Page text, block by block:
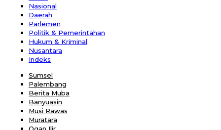
Nasional
Daerah
Parlemen
Politik & Pemerintahan
Hukum & Kriminal
Nusantara
Indeks
Sumsel
Palembang
Berita Muba
Banyuasin
Musi Rawas
Muratara